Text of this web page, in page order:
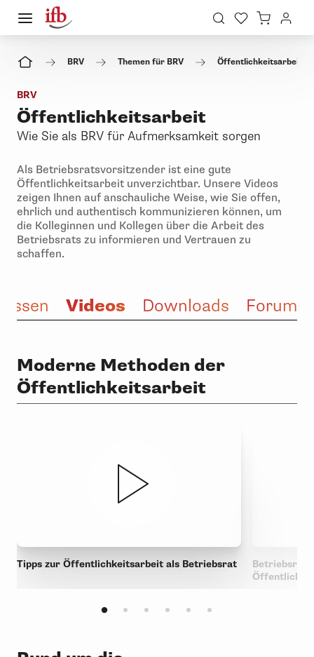
BRV Themen für BRV Öffentlichkeitsarbeit
BRV
Öffentlichkeitsarbeit
Wie Sie als BRV für Aufmerksamkeit sorgen
Als Betriebsratsvorsitzender ist eine gute
Öffentlichkeitsarbeit unverzichtbar. Unsere Videos
zeigen Ihnen auf anschauliche Weise, wie Sie offen,
ehrlich und authentisch kommunizieren können, um
die Kolleginnen und Kollegen über die Arbeit des
Betriebsrats zu informieren und Vertrauen zu
schaffen.
Videos Downloads Forum
Moderne Methoden der
Öffentlichkeitsarbeit
Tipps zur Öffentlichkeitsarbeit als Betriebsrat
Betriebsrat: